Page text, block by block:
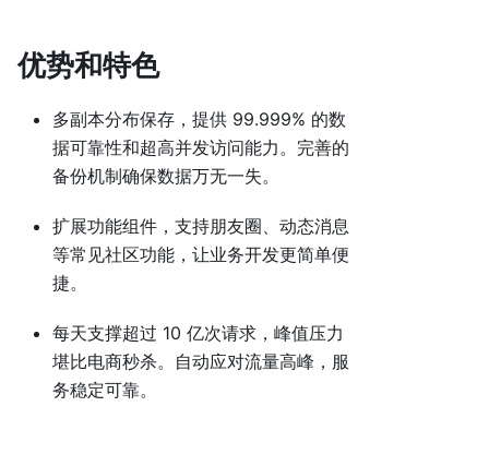
优势和特色
多副本分布保存，提供 99.999% 的数
据可靠性和超高并发访问能力。完善的
备份机制确保数据万无一失。
扩展功能组件，支持朋友圈、动态消息
等常见社区功能，让业务开发更简单便
捷。
每天支撑超过 10 亿次请求，峰值压力
堪比电商秒杀。自动应对流量高峰，服
务稳定可靠。